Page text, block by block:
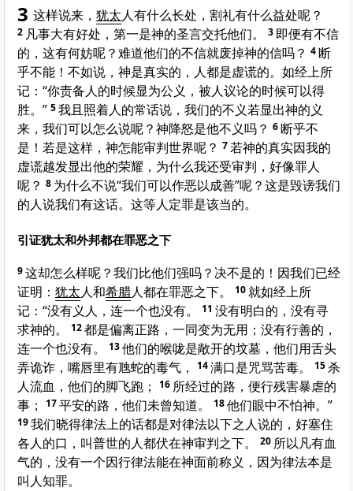
3 这样说来， 犹太人有什么长处，割礼有什么益处呢？
2 凡事大有好处，第一是神的圣言交托他们。 3 即便有不信
的，这有何妨呢？难道他们的不信就废掉神的信吗？ 4断
乎不能！不如说，神是真实的，人都是虚谎的。如经上所
记：“你责备人的时候显为公义，被人议论的时候可以得
胜。” 5我且照着人的常话说，我们的不义若显出神的义
来，我们可以怎么说呢？神降怒是他不义吗？ 6断乎不
是！若是这样，神怎能审判世界呢？ 7若神的真实因我的
虚谎越发显出他的荣耀，为什么我还受审判，好像罪人
呢？ 8 为什么不说“我们可以作恶以成善”呢？这是毁谤我们
的人说我们有这话。这等人定罪是该当的。
引证犹太和外邦都在罪恶之下
9这却怎么样呢？我们比他们强吗？决不是的！因我们已经
证明： 犹太人和希腊人都在罪恶之下。 10就如经上所
记：“没有义人，连一个也没有。
11 没有明白的，没有寻
求神的。
12都是偏离正路，一同变为无用；没有行善的，
连一个也没有。
13他们的喉咙是敞开的坟墓，他们用舌头
弄诡诈，嘴唇里有虺蛇的毒气，
14满口是咒骂苦毒。 15杀
人流血，他们的脚飞跑；
16 所经过的路，便行残害暴虐的
事；
17平安的路，他们未曾知道。 18他们眼中不怕神。”
19我们晓得律法上的话都是对律法以下之人说的，好塞住
各人的口，叫普世的人都伏在神审判之下。
20 所以凡有血
气的，没有一个因行律法能在神面前称义，因为律法本是
叫人知罪。